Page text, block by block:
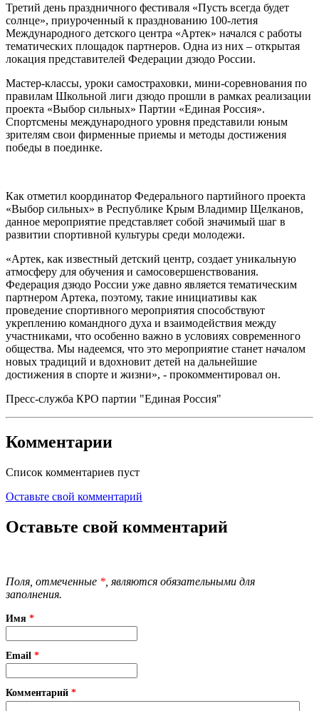
Третий день праздничного фестиваля «Пусть всегда будет
солнце», приуроченный к празднованию 100-летия
Международного детского центра «Артек» начался с работы
тематических площадок партнеров. Одна из них – открытая
локация представителей Федерации дзюдо России.
Мастер-классы, уроки самостраховки, мини-соревнования по
правилам Школьной лиги дзюдо прошли в рамках реализации
проекта «Выбор сильных» Партии «Единая Россия».
Спортсмены международного уровня представили юным
зрителям свои фирменные приемы и методы достижения
победы в поединке.
Как отметил координатор Федерального партийного проекта
«Выбор сильных» в Республике Крым Владимир Щелканов,
данное мероприятие представляет собой значимый шаг в
развитии спортивной культуры среди молодежи.
«Артек, как известный детский центр, создает уникальную
атмосферу для обучения и самосовершенствования.
Федерация дзюдо России уже давно является тематическим
партнером Артека, поэтому, такие инициативы как
проведение спортивного мероприятия способствуют
укреплению командного духа и взаимодействия между
участниками, что особенно важно в условиях современного
общества. Мы надеемся, что это мероприятие станет началом
новых традиций и вдохновит детей на дальнейшие
достижения в спорте и жизни», - прокомментировал он.
Пресс-служба КРО партии "Единая Россия"
Комментарии
Список комментариев пуст
Оставьте свой комментарий
Оставьте свой комментарий
Поля, отмеченные * , являются обязательными для
заполнения.
Имя *
Email *
Комментарий *